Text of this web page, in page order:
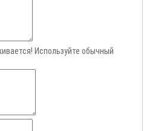
Используйте обычный